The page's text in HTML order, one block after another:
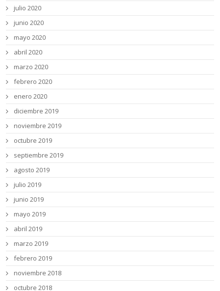
julio 2020
junio 2020
mayo 2020
abril 2020
marzo 2020
febrero 2020
enero 2020
diciembre 2019
noviembre 2019
octubre 2019
septiembre 2019
agosto 2019
julio 2019
junio 2019
mayo 2019
abril 2019
marzo 2019
febrero 2019
noviembre 2018
octubre 2018